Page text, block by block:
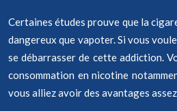
Certaines études prouve que la
dangereux que vapoter. Si vous
se débarrasser de cette addiction.
consommation en nicotine
vous alliez avoir des avantages